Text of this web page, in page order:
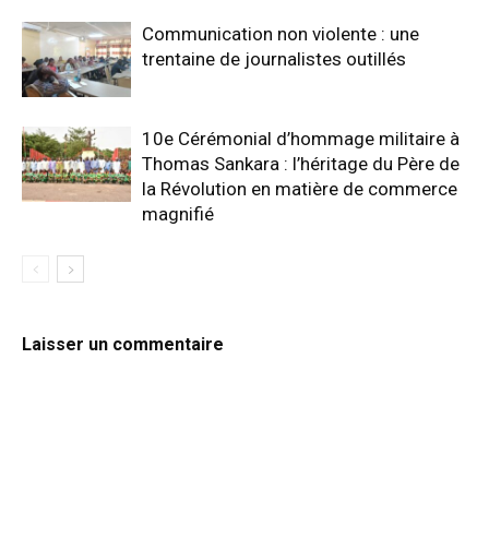
Communication non violente : une
trentaine de journalistes outillés
10e Cérémonial d’hommage militaire à
Thomas Sankara : l’héritage du Père de
la Révolution en matière de commerce
magnifié
Laisser un commentaire